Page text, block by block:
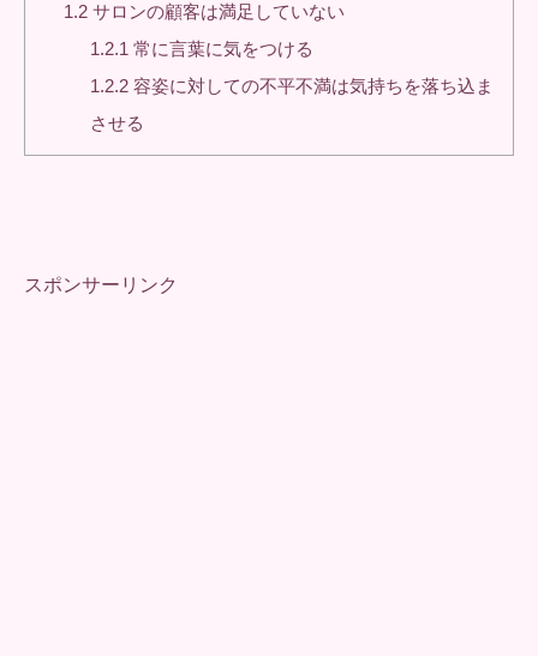
1.2 サロンの顧客は満足していない
1.2.1 常に言葉に気をつける
1.2.2 容姿に対しての不平不満は気持ちを落ち込ま
させる
スポンサーリンク